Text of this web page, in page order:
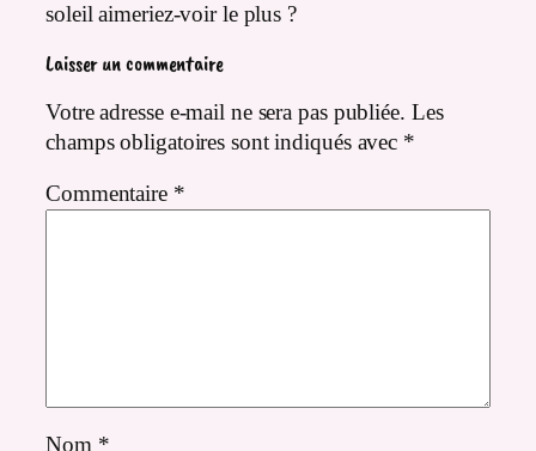
soleil aimeriez-voir le plus ?
Laisser un commentaire
Votre adresse e-mail ne sera pas publiée. Les
champs obligatoires sont indiqués avec *
Commentaire *
Nom *